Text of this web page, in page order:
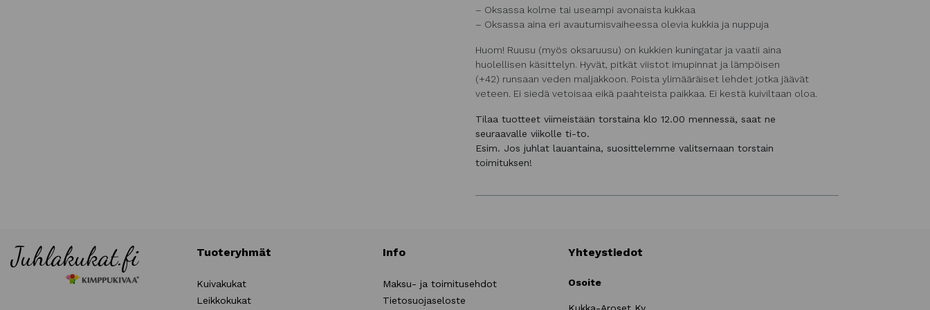
– Oksassa kolme tai useampi avonaista kukkaa
– Oksassa aina eri avautumisvaiheessa olevia kukkia ja nuppuja
Huom! Ruusu (myös oksaruusu) on kukkien kuningatar ja vaatii aina
huolellisen käsittelyn. Hyvät, pitkät viistot imupinnat ja lämpöisen
(+42) runsaan veden maljakkoon. Poista ylimääräiset lehdet jotka jäävät
veteen. Ei siedä vetoisaa eikä paahteista paikkaa. Ei kestä kuiviltaan oloa.
Tilaa tuotteet viimeistään torstaina klo 12.00 mennessä, saat ne
seuraavalle viikolle ti-to.
Esim. Jos juhlat lauantaina, suosittelemme valitsemaan torstain
toimituksen!
Tuoteryhmät
Kuivakukat
Leikkokukat
Info
Maksu- ja toimitusehdot
Tietosuojaseloste
Yhteystiedot
Osoite